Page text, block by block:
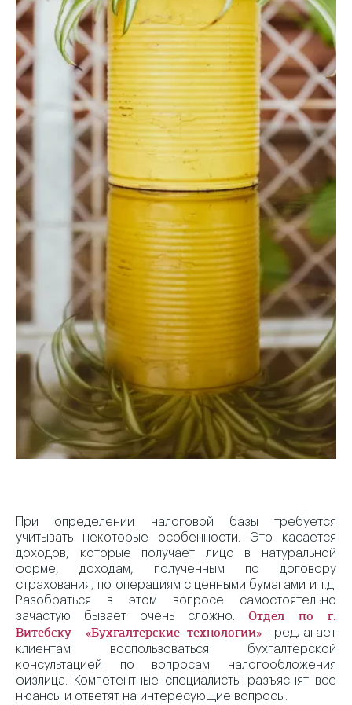
При определении налоговой базы требуется
учитывать некоторые особенности. Это касается
доходов, которые получает лицо в натуральной
форме, доходам, полученным по договору
страхования, по операциям с ценными бумагами и т.д.
Разобраться в этом вопросе самостоятельно
зачастую бывает очень сложно. Отдел по г.
Витебску «Бухгалтерские технологии» предлагает
клиентам воспользоваться бухгалтерской
консультацией по вопросам налогообложения
физлица. Компетентные специалисты разъяснят все
нюансы и ответят на интересующие вопросы.